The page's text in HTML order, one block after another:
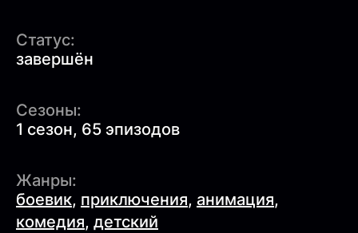
Статус:
завершён
Сезоны:
1 сезон, 65 эпизодов
Жанры:
боевик, приключения, анимация,
комедия, детский